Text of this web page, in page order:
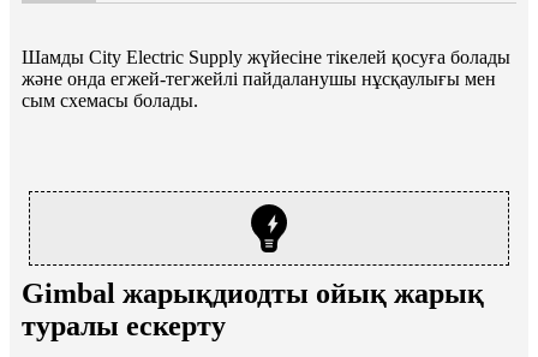
Шамды City Electric Supply жүйесіне тікелей қосуға болады
және онда егжей-тегжейлі пайдаланушы нұсқаулығы мен
сым схемасы болады.
Gimbal жарықдиодты ойық жарық
туралы ескерту